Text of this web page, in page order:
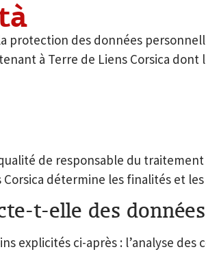
protection des données
à Terre de Liens Corsica dont
de responsable du
Corsica détermine les finalités et
t-elle des
explicités ci-après : l’analyse